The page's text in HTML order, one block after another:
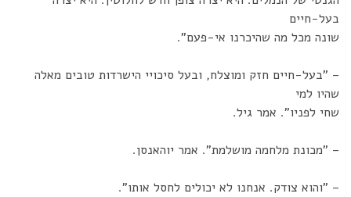
בעל-חיים
שונה מכל מה שהיכרנו אי-פעם".
– "בעל-חיים חזק ומוצלח, ובעל סיכויי הישרדות טובים מאלה
שהיו למי
שחי לפניו". אמר גיל.
– "מכונת מלחמה מושלמת". אמר יוהאנסן.
– "והוא צודק. אנחנו לא יכולים לחסל אותו".